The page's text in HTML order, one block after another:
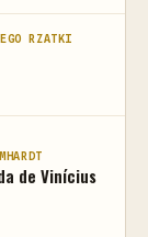
RZATKI
de Vinícius